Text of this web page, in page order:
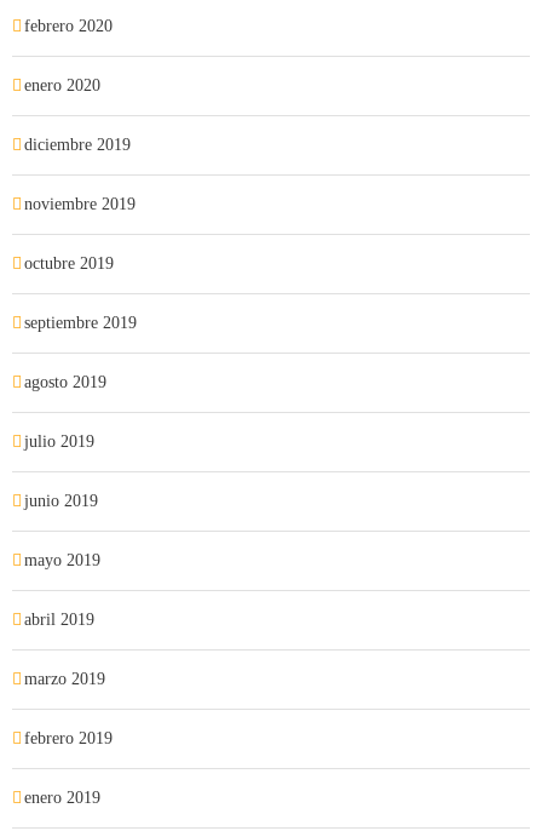
febrero 2020
enero 2020
diciembre 2019
noviembre 2019
octubre 2019
septiembre 2019
agosto 2019
julio 2019
junio 2019
mayo 2019
abril 2019
marzo 2019
febrero 2019
enero 2019